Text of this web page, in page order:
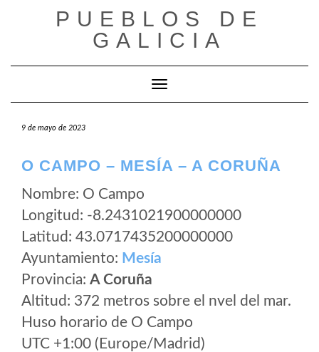
PUEBLOS DE
GALICIA
Cambiar modo de navegación
9 de mayo de 2023
O CAMPO – MESÍA – A CORUÑA
Nombre: O Campo
Longitud: -8.2431021900000000
Latitud: 43.0717435200000000
Ayuntamiento: Mesía
Provincia: A Coruña
Altitud: 372 metros sobre el nvel del mar.
Huso horario de O Campo
UTC +1:00 (Europe/Madrid)